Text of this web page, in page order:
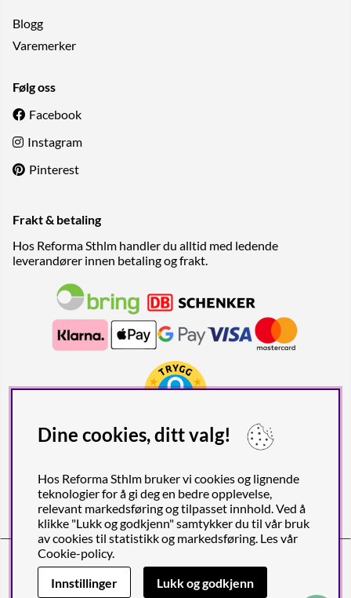
Blogg
Varemerker
Følg oss
Facebook
Instagram
Pinterest
Frakt & betaling
Hos Reforma Sthlm handler du alltid med ledende
leverandører innen betaling og frakt.
Reforma Sthlm AB (org. nr. 556849-2606)
Birger Jarlsgatan 57C (Obs! Endast postadress), SE-113 56
STOCKHOLM, Sverige
Dine cookies, ditt valg!
Hos Reforma Sthlm bruker vi cookies og lignende
teknologier for å gi deg en bedre opplevelse,
relevant markedsføring og tilpasset innhold. Ved å
klikke "Lukk og godkjenn" samtykker du til vår bruk
av cookies til statistikk og markedsføring. Les vår
Cookie-policy.
Innstillinger
Lukk og godkjenn